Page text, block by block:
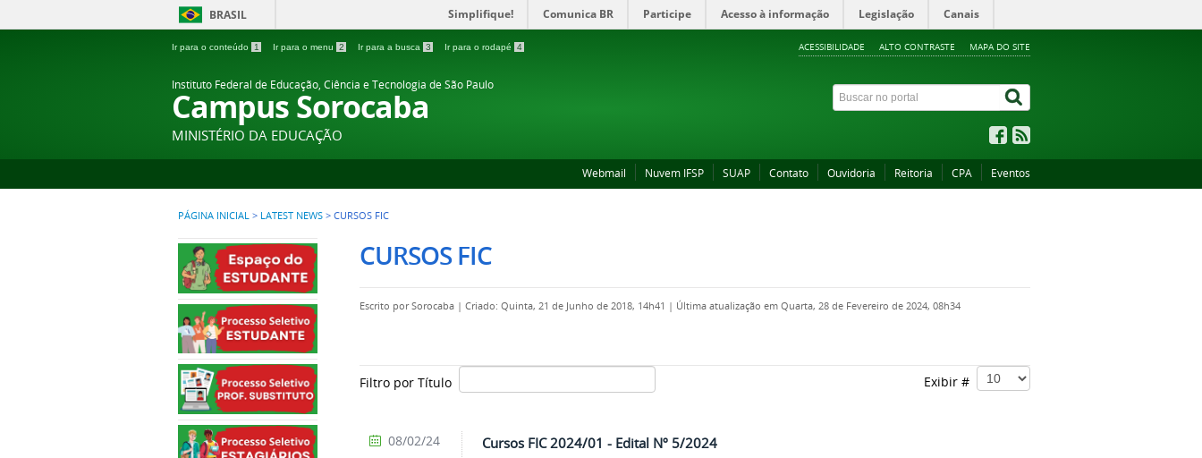
BRASIL Simplifique! Comunica BR Participe Acesso à informação Legislação Canais
Ir para o conteúdo 1 Ir para o menu 2 Ir para a busca 3 Ir para o rodapé 4 ACESSIBILIDADE ALTO CONTRASTE MAPA DO SITE
Instituto Federal de Educação, Ciência e Tecnologia de São Paulo
Campus Sorocaba
MINISTÉRIO DA EDUCAÇÃO
Webmail Nuvem IFSP SUAP Contato Ouvidoria Reitoria CPA Eventos
PÁGINA INICIAL > LATEST NEWS > CURSOS FIC
CURSOS FIC
Escrito porSorocaba | Criado: Quinta, 21 de Junho de 2018, 14h41 | Última atualização em Quarta, 28 de Fevereiro de 2024, 08h34
Filtro por Título Exibir #
Cursos FIC 2024/01 - Edital Nº 5/2024
08/02/24